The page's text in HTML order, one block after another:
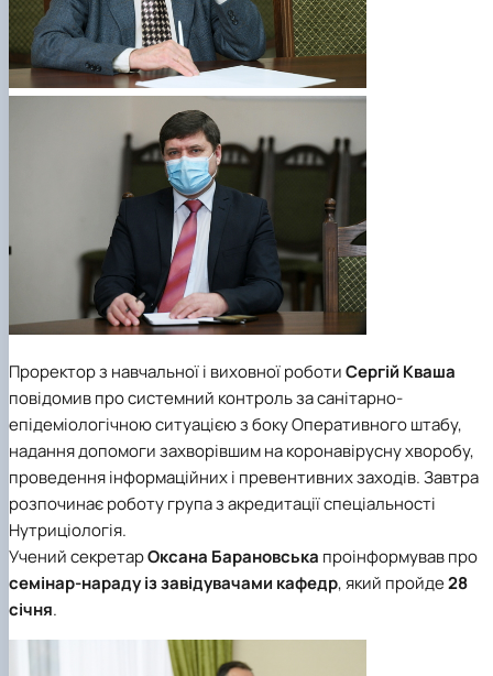
Проректор з навчальної і виховної роботиСергій Кваша
повідомив про системний контроль за санітарно-
епідеміологічною ситуацією з боку Оперативного штабу,
надання допомоги захворівшим на коронавірусну хворобу,
проведення інформаційних і превентивних заходів. Завтра
розпочинає роботу група з акредитації спеціальності
Нутриціологія.
Учений секретарОксана Барановська проінформував про
семінар-нараду із завідувачами кафедр, який пройде28
січня.